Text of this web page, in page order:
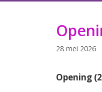
28 mei 2026
Opening